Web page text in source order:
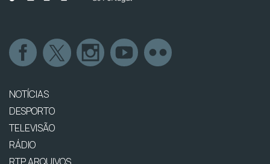
NOTÍCIAS
DESPORTO
TELEVISÃO
RÁDIO